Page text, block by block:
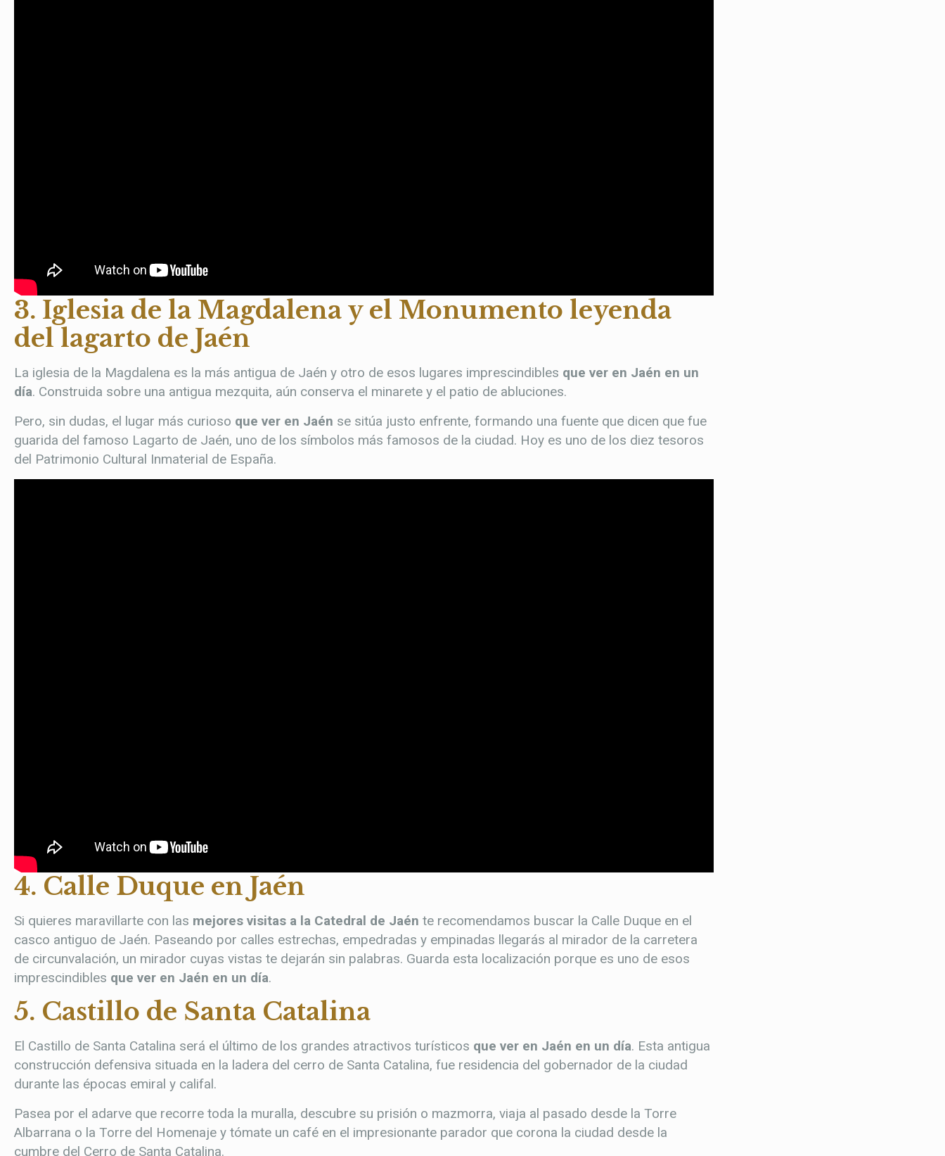
3. Iglesia de la Magdalena y el Monumento leyenda
del lagarto de Jaén
La iglesia de la Magdalena es la más antigua de Jaén y otro de esos lugares imprescindibles que ver en Jaén en un
día. Construida sobre una antigua mezquita, aún conserva el minarete y el patio de abluciones.
Pero, sin dudas, el lugar más curioso que ver en Jaén se sitúa justo enfrente, formando una fuente que dicen que fue
guarida del famoso Lagarto de Jaén, uno de los símbolos más famosos de la ciudad. Hoy es uno de los diez tesoros
del Patrimonio Cultural Inmaterial de España.
4. Calle Duque en Jaén
Si quieres maravillarte con las mejores visitas a la Catedral de Jaén te recomendamos buscar la Calle Duque en el
casco antiguo de Jaén. Paseando por calles estrechas, empedradas y empinadas llegarás al mirador de la carretera
de circunvalación, un mirador cuyas vistas te dejarán sin palabras. Guarda esta localización porque es uno de esos
imprescindibles que ver en Jaén en un día.
5. Castillo de Santa Catalina
El Castillo de Santa Catalina será el último de los grandes atractivos turísticos que ver en Jaén en un día. Esta antigua
construcción defensiva situada en la ladera del cerro de Santa Catalina, fue residencia del gobernador de la ciudad
durante las épocas emiral y califal.
Pasea por el adarve que recorre toda la muralla, descubre su prisión o mazmorra, viaja al pasado desde la Torre
Albarrana o la Torre del Homenaje y tómate un café en el impresionante parador que corona la ciudad desde la
cumbre del Cerro de Santa Catalina.